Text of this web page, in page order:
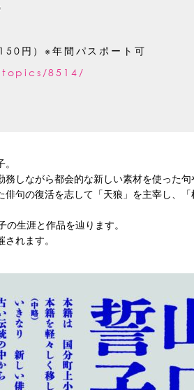
円）※年間パスポート可
8514/
しながら都会的な新しい素材を使った
句の復活を志して「天狼」を主宰し、
生涯と作品を辿ります。
れます。